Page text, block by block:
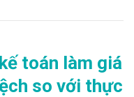
toán làm giá
so với thực